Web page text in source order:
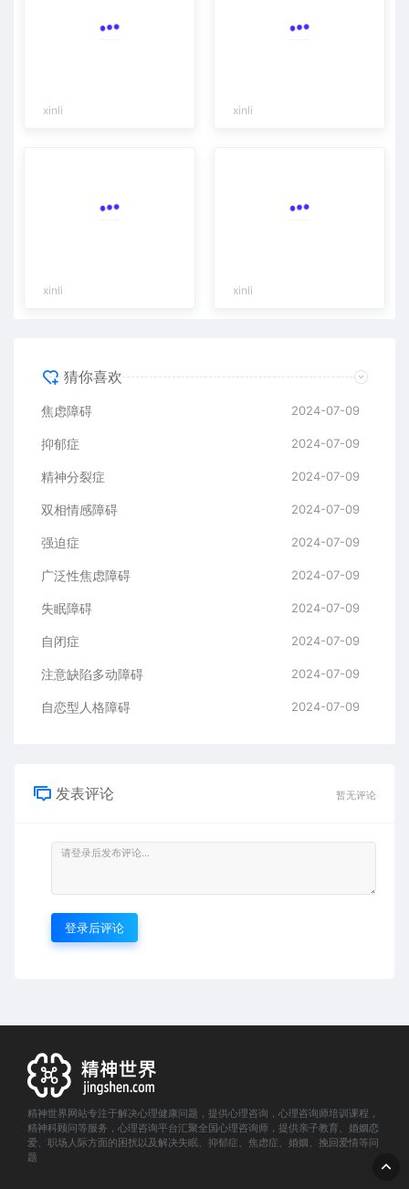
xinli xinli
xinli xinli
猜你喜欢
焦虑障碍 2024-07-09
抑郁症 2024-07-09
精神分裂症 2024-07-09
双相情感障碍 2024-07-09
强迫症 2024-07-09
广泛性焦虑障碍 2024-07-09
失眠障碍 2024-07-09
自闭症 2024-07-09
注意缺陷多动障碍 2024-07-09
自恋型人格障碍 2024-07-09
发表评论 暂无评论
登录后评论
精神世界网站专注于解决心理健康问题，提供心理咨询，心理咨询师培训课程，
精神科顾问等服务，心理咨询平台汇聚全国心理咨询师，提供亲子教育、婚姻恋
爱、职场人际方面的困扰以及解决失眠、抑郁症、焦虑症、婚姻、挽回爱情等问
题